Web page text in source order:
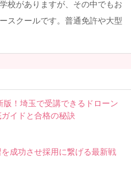
校がありますが、その中でもお
スクールです。普通免許や大型
版！埼玉で受講できるドローン
イドと合格の秘訣
成功させ採用に繋げる最新戦